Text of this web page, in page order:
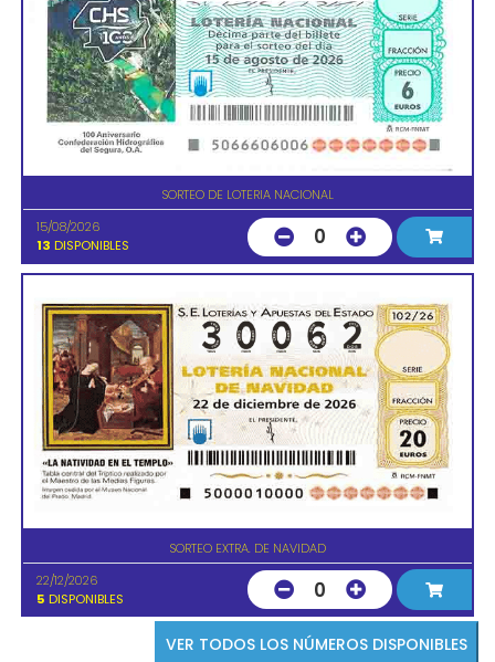
SORTEO DE LOTERIA NACIONAL
15/08/2026
13 DISPONIBLES 0
SORTEO EXTRA. DE NAVIDAD
22/12/2026
5 DISPONIBLES 0
VER TODOS LOS NÚMEROS DISPONIBLES